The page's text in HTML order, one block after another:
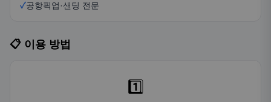
✓공항픽업·샌딩 전문
📋 이용 방법
1️⃣